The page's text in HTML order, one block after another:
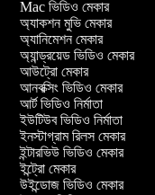
Mac ভিডিও মেকার
অ্যাকশন মুভি মেকার
অ্যানিমেশন মেকার
অ্যান্ড্রয়েড ভিডিও মেকার
আউট্রো মেকার
আনবক্সিং ভিডিও মেকার
আর্ট ভিডিও নির্মাতা
ইউটিউব ভিডিও নির্মাতা
ইনস্টাগ্রাম রিলস মেকার
ইন্টারভিউ ভিডিও মেকার
ইন্ট্রো মেকার
উইন্ডোজ ভিডিও মেকার